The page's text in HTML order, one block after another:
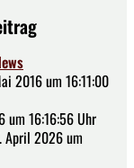
2016 um 16:11:00
um 16:16:56 Uhr
April 2026 um